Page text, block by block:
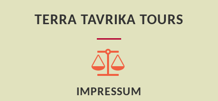
TERRA TAVRIKA TOURS
IMPRESSUM